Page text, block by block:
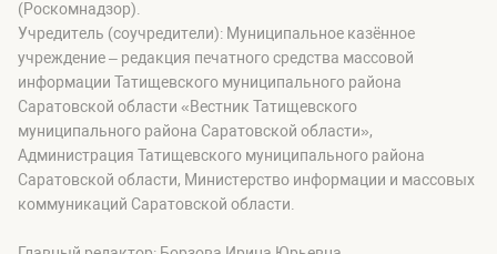
(Роскомнадзор).
Учредитель (соучредители): Муниципальное казённое
учреждение – редакция печатного средства массовой
информации Татищевского муниципального района
Саратовской области «Вестник Татищевского
муниципального района Саратовской области»,
Администрация Татищевского муниципального района
Саратовской области, Министерство информации и массовых
коммуникаций Саратовской области.